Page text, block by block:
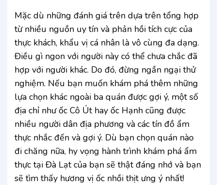
Mặc dù những đánh giá trên dựa trên tổng hợp
từ nhiều nguồn uy tín và phản hồi tích cực của
thực khách, khẩu vị cá nhân là vô cùng đa dạng.
Điều gì ngon với người này có thể chưa chắc đã
hợp với người khác. Do đó, đừng ngần ngại thử
nghiệm. Nếu bạn muốn khám phá thêm những
lựa chọn khác ngoài ba quán được gợi ý, một số
địa chỉ như ốc Cô Út hay ốc Hạnh cũng được
nhiều người dân địa phương và các tín đồ ẩm
thực nhắc đến và gợi ý. Dù bạn chọn quán nào
đi chăng nữa, hy vọng hành trình khám phá ẩm
thực tại Đà Lạt của bạn sẽ thật đáng nhớ và bạn
sẽ tìm thấy hương vị ốc nhồi thịt ưng ý nhất!